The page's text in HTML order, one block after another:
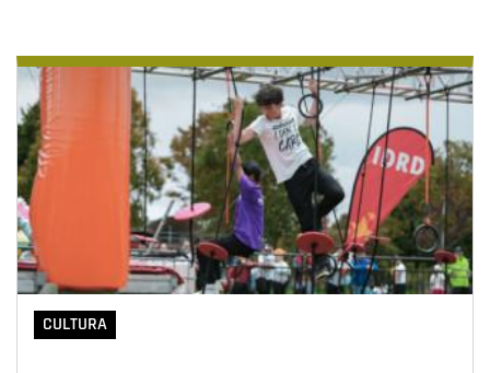
CULTURA